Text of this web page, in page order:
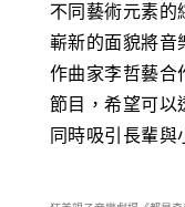
不同藝術元素的
嶄新的面貌將音
作曲家李哲藝合
節目，希望可以
同時吸引長輩與